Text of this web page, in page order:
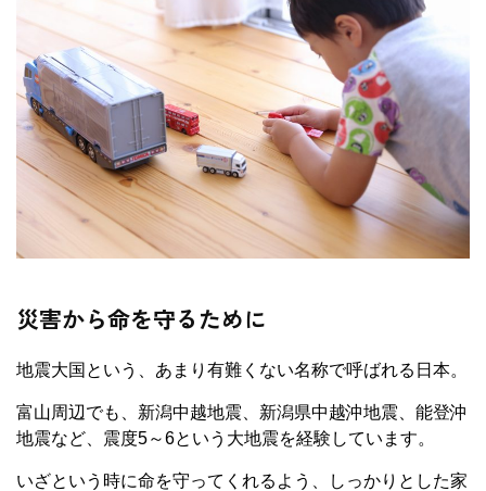
災害から命を守るために
地震大国という、あまり有難くない名称で呼ばれる日本。
富山周辺でも、新潟中越地震、新潟県中越沖地震、能登沖
地震など、震度5～6という大地震を経験しています。
いざという時に命を守ってくれるよう、しっかりとした家